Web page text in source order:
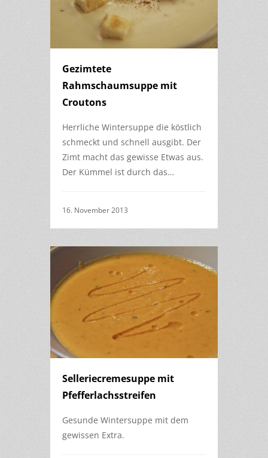
Gezimtete
Rahmschaumsuppe mit
Croutons
Herrliche Wintersuppe die köstlich
schmeckt und schnell ausgibt. Der
Zimt macht das gewisse Etwas aus.
Der Kümmel ist durch das…
16. November 2013
Selleriecremesuppe mit
Pfefferlachsstreifen
Gesunde Wintersuppe mit dem
gewissen Extra.